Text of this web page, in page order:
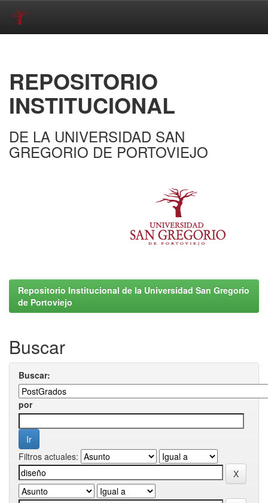
REPOSITORIO
INSTITUCIONAL
DE LA UNIVERSIDAD SAN
GREGORIO DE PORTOVIEJO
Repositorio Institucional de la Universidad San Gregorio
de Portoviejo
Buscar
Buscar:
por
Filtros actuales: